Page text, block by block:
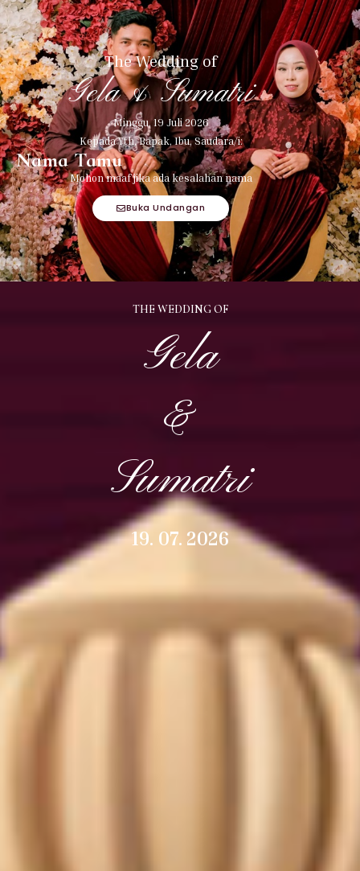
The Wedding of
Gela & Sumatri
Minggu, 19 Juli 2026
Kepada Yth, Bapak, Ibu, Saudara/i:
Nama Tamu
Mohon maaf jika ada kesalahan nama
Buka Undangan
THE WEDDING OF
Gela
&
Sumatri
19. 07. 2026